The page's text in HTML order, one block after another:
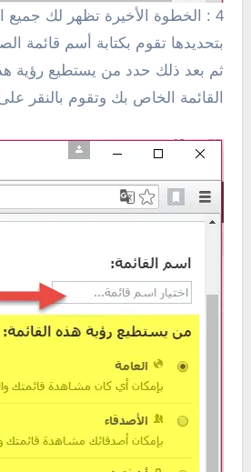
4 : الخطوة الأخيرة تظهر لك
بتحديدها تقوم بكتابة أسم قائمة
ثم بعد ذلك حدد من يستطيع رؤية
القائمة الخاص بك وتقوم بالنقر